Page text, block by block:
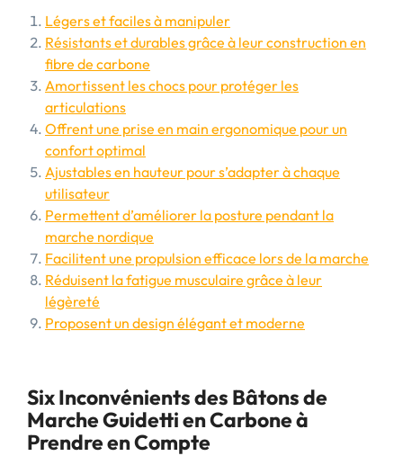
Légers et faciles à manipuler
Résistants et durables grâce à leur construction en
fibre de carbone
Amortissent les chocs pour protéger les
articulations
Offrent une prise en main ergonomique pour un
confort optimal
Ajustables en hauteur pour s’adapter à chaque
utilisateur
Permettent d’améliorer la posture pendant la
marche nordique
Facilitent une propulsion efficace lors de la marche
Réduisent la fatigue musculaire grâce à leur
légèreté
Proposent un design élégant et moderne
Six Inconvénients des Bâtons de
Marche Guidetti en Carbone à
Prendre en Compte